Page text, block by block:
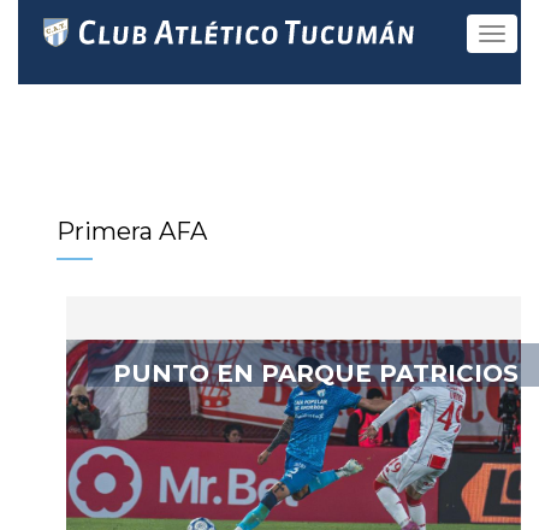
Toggle
Primera AFA
PUNTO EN PARQUE PATRICIOS